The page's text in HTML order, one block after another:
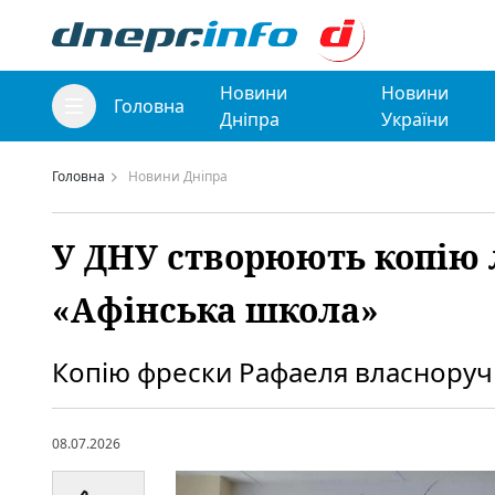
Головна
Новини
Дніпра
Новини
України
Головна Новини Дніпра
У ДНУ створюють копію
«Афінська школа»
Копію фрески Рафаеля
08.07.2026